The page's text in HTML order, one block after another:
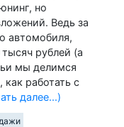
но
Ведь за
автомобиля,
рублей (а
мы делимся
работать с
далее...)